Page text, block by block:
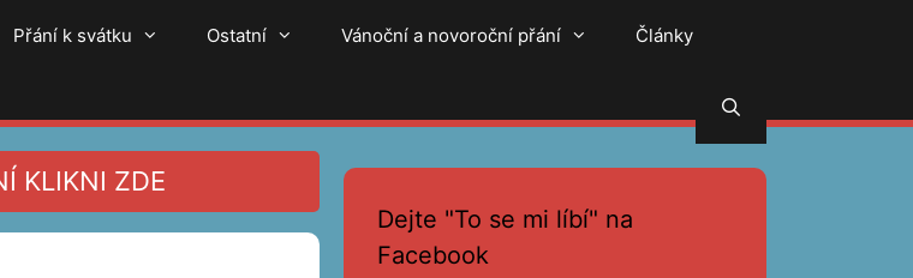
Přání k svátku Ostatní Vánoční a novoroční přání Články
KLIKNI ZDE
Dejte "To se mi líbí" na
Facebook